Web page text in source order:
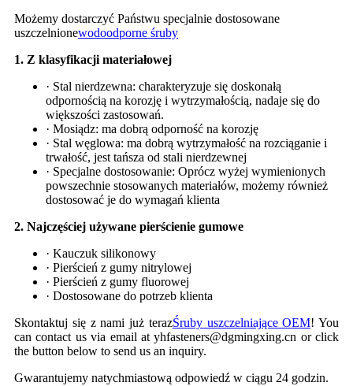
Możemy dostarczyć Państwu specjalnie dostosowane
uszczelnionewodoodporne śruby
1. Z klasyfikacji materiałowej
· Stal nierdzewna: charakteryzuje się doskonałą
odpornością na korozję i wytrzymałością, nadaje się do
większości zastosowań.
· Mosiądz: ma dobrą odporność na korozję
· Stal węglowa: ma dobrą wytrzymałość na rozciąganie i
trwałość, jest tańsza od stali nierdzewnej
· Specjalne dostosowanie: Oprócz wyżej wymienionych
powszechnie stosowanych materiałów, możemy również
dostosować je do wymagań klienta
2. Najczęściej używane pierścienie gumowe
· Kauczuk silikonowy
· Pierścień z gumy nitrylowej
· Pierścień z gumy fluorowej
· Dostosowane do potrzeb klienta
Skontaktuj się z nami już terazŚruby uszczelniające OEM! You
can contact us via email at yhfasteners@dgmingxing.cn or click
the button below to send us an inquiry.
Gwarantujemy natychmiastową odpowiedź w ciągu 24 godzin.